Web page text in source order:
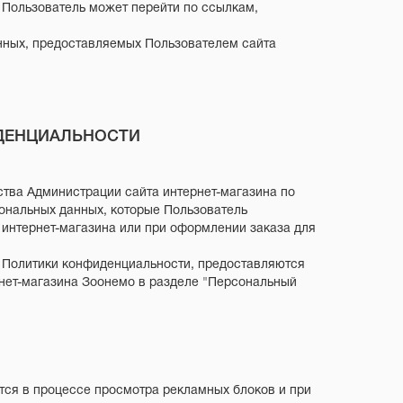
Пользователь может перейти по ссылкам,
предоставляемых Пользователем сайта
Администрации сайта интернет-магазина по
данных, которые Пользователь
магазина или при оформлении заказа для
конфиденциальности, предоставляются
магазина Зоонемо в разделе "Персональный
в процессе просмотра рекламных блоков и при